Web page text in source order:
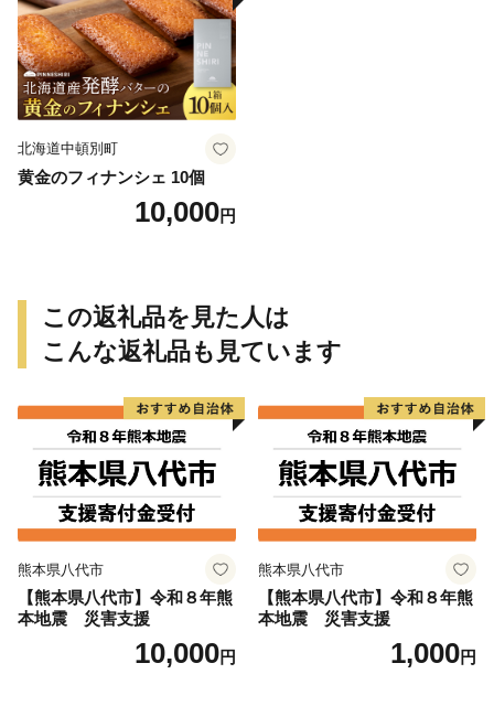
北海道中頓別町
黄金のフィナンシェ 10個
10,000円
この返礼品を見た人は
こんな返礼品も見ています
熊本県八代市
【熊本県八代市】令和８年熊
本地震 災害支援
10,000円
熊本県八代市
【熊本県八代市】令和８年熊
本地震 災害支援
1,000円